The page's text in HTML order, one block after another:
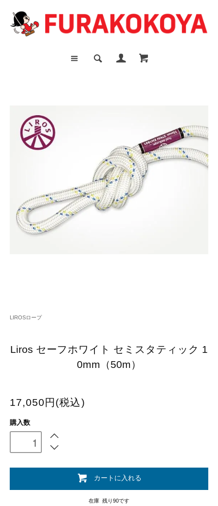
LIROSロープ
Liros セーフホワイト セミスタティック 1
0mm（50m）
17,050円(税込)
購入数
カートに入れる
在庫 残り90です